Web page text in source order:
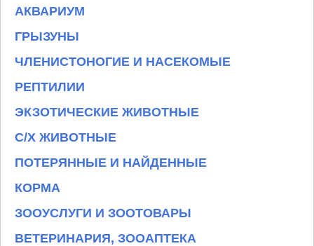
АКВАРИУМ
ГРЫЗУНЫ
ЧЛЕНИСТОНОГИЕ И НАСЕКОМЫЕ
РЕПТИЛИИ
ЭКЗОТИЧЕСКИЕ ЖИВОТНЫЕ
С/Х ЖИВОТНЫЕ
ПОТЕРЯННЫЕ И НАЙДЕННЫЕ
КОРМА
ЗООУСЛУГИ И ЗООТОВАРЫ
ВЕТЕРИНАРИЯ, ЗООАПТЕКА